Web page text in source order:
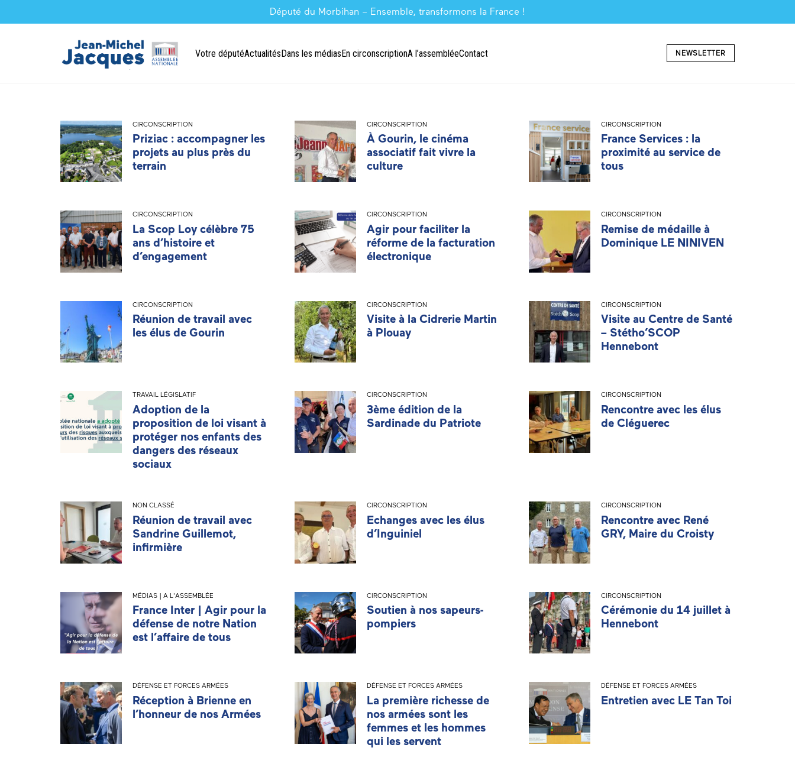
Député du Morbihan – Ensemble, transformons la France !
Votre députéActualitésDans les médiasEn circonscriptionA l’assembléeContact NEWSLETTER
CIRCONSCRIPTION
Priziac : accompagner les
projets au plus près du
terrain
CIRCONSCRIPTION
À Gourin, le cinéma
associatif fait vivre la
culture
CIRCONSCRIPTION
France Services : la
proximité au service de
tous
CIRCONSCRIPTION
La Scop Loy célèbre 75
ans d’histoire et
d’engagement
CIRCONSCRIPTION
Agir pour faciliter la
réforme de la facturation
électronique
CIRCONSCRIPTION
Remise de médaille à
Dominique LE NINIVEN
CIRCONSCRIPTION
Réunion de travail avec
les élus de Gourin
CIRCONSCRIPTION
Visite à la Cidrerie Martin
à Plouay
CIRCONSCRIPTION
Visite au Centre de Santé
– Stétho’SCOP
Hennebont
TRAVAIL LÉGISLATIF
Adoption de la
proposition de loi visant à
protéger nos enfants des
dangers des réseaux
sociaux
CIRCONSCRIPTION
3ème édition de la
Sardinade du Patriote
CIRCONSCRIPTION
Rencontre avec les élus
de Cléguerec
NON CLASSÉ
Réunion de travail avec
Sandrine Guillemot,
infirmière
CIRCONSCRIPTION
Echanges avec les élus
d’Inguiniel
CIRCONSCRIPTION
Rencontre avec René
GRY, Maire du Croisty
MÉDIAS | A L'ASSEMBLÉE
France Inter | Agir pour la
défense de notre Nation
est l’affaire de tous
CIRCONSCRIPTION
Soutien à nos sapeurs-
pompiers
CIRCONSCRIPTION
Cérémonie du 14 juillet à
Hennebont
DÉFENSE ET FORCES ARMÉES
Réception à Brienne en
l’honneur de nos Armées
DÉFENSE ET FORCES ARMÉES
La première richesse de
nos armées sont les
femmes et les hommes
qui les servent
DÉFENSE ET FORCES ARMÉES
Entretien avec LE Tan Toi